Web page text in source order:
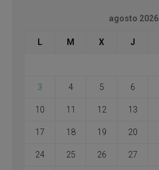
agosto 2026
L M X J
3 4 5 6
10 11 12 13
17 18 19 20
24 25 26 27